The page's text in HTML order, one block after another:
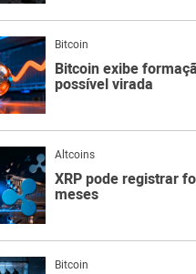
Bitcoin
Bitcoin exibe
possível virada
Altcoins
XRP pode registrar
meses
Bitcoin